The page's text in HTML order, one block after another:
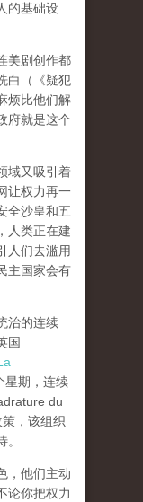
的基础设
美剧创作都
白（《疑犯
烦比他们解
府就是这个
域又吸引着
让权力再一
全沙皇和五
人类正在建
人们去滥用
主国家会有
治的连续
国
星期，连续
du
，该组织
，他们主动
论你把权力